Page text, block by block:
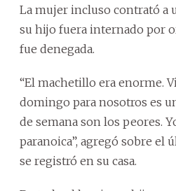
La mujer incluso contrató a
su hijo fuera internado por
fue denegada.
“El machetillo era enorme.
domingo para nosotros es
de semana son los peores.
paranoica”, agregó sobre el
se registró en su casa.